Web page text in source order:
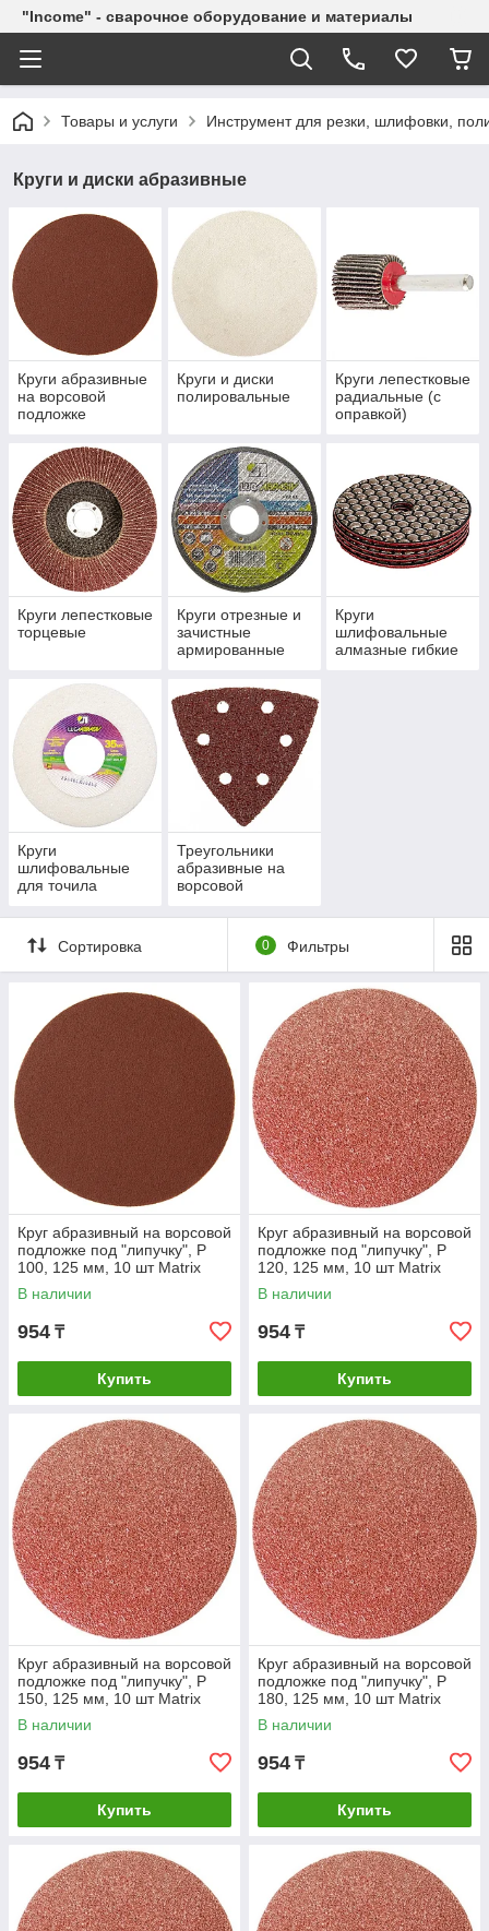
"Income" - сварочное оборудование и материалы
Товары и услуги Инструмент для резки, шлифовки,
Круги и диски абразивные
Круги абразивные
на ворсовой
подложке
Круги и диски
полировальные
Круги лепестковые
радиальные (с
оправкой)
Круги лепестковые
торцевые
Круги отрезные и
зачистные
армированные
Круги
шлифовальные
алмазные гибкие
Круги
шлифовальные
для точила
Треугольники
абразивные на
ворсовой
Сортировка 0 Фильтры
Круг абразивный на ворсовой
подложке под "липучку", P
100, 125 мм, 10 шт Matrix
В наличии
954 ₸
Купить
Круг абразивный на ворсовой
подложке под "липучку", P
120, 125 мм, 10 шт Matrix
В наличии
954 ₸
Купить
Круг абразивный на ворсовой
подложке под "липучку", P
150, 125 мм, 10 шт Matrix
В наличии
954 ₸
Купить
Круг абразивный на ворсовой
подложке под "липучку", P
180, 125 мм, 10 шт Matrix
В наличии
954 ₸
Купить